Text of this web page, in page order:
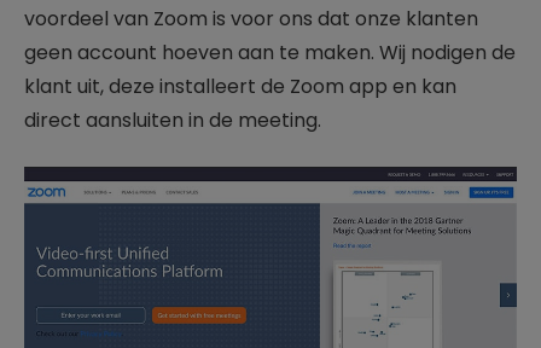
voordeel van Zoom is voor ons dat onze klanten
geen account hoeven aan te maken. Wij nodigen de
klant uit, deze installeert de Zoom app en kan
direct aansluiten in de meeting.